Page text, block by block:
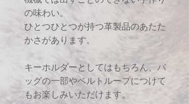
の味わい。
ひとつひとつが持つ革製品のあたた
かさがあります。
キーホルダーとしてはもちろん、バ
ッグの一部やベルトループにつけて
もお楽しみいただけます。